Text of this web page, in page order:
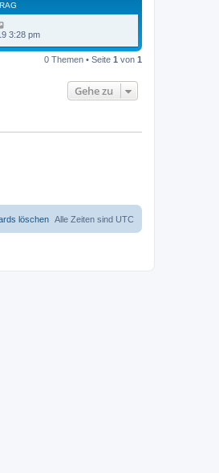
3:28 pm
0 Themen • Seite 1 von 1
Gehe zu
Alle Zeiten sind UTC
löschen